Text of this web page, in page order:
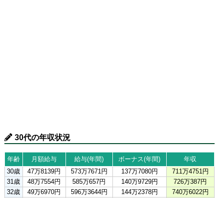
30代の年収状況
年齢 月額給与 給与(年間) ボーナス(年間)
年収
30歳
47万8139円 573万7671円 137万7080円
711万4751円
31歳
48万7554円 585万657円 140万9729円
726万387円
32歳
49万6970円 596万3644円 144万2378円
740万6022円